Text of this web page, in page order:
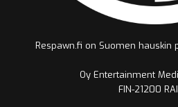
Respawn.fi on Suomen hauskin
Oy Entertainment
FIN-21200